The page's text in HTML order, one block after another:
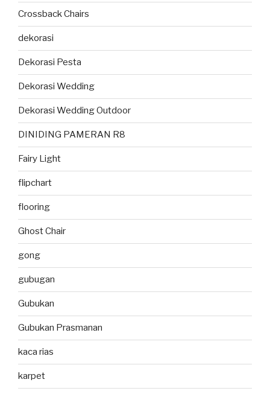
Crossback Chairs
dekorasi
Dekorasi Pesta
Dekorasi Wedding
Dekorasi Wedding Outdoor
DINIDING PAMERAN R8
Fairy Light
flipchart
flooring
Ghost Chair
gong
gubugan
Gubukan
Gubukan Prasmanan
kaca rias
karpet